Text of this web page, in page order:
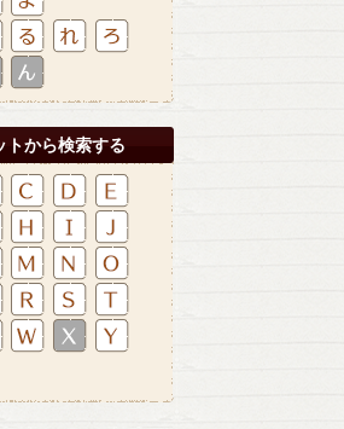
トから検索する